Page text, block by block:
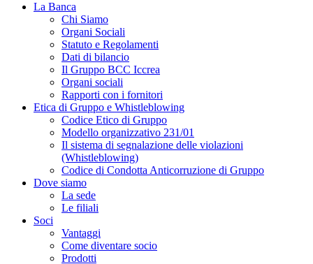
La Banca
Chi Siamo
Organi Sociali
Statuto e Regolamenti
Dati di bilancio
Il Gruppo BCC Iccrea
Organi sociali
Rapporti con i fornitori
Etica di Gruppo e Whistleblowing
Codice Etico di Gruppo
Modello organizzativo 231/01
Il sistema di segnalazione delle violazioni
(Whistleblowing)
Codice di Condotta Anticorruzione di Gruppo
Dove siamo
La sede
Le filiali
Soci
Vantaggi
Come diventare socio
Prodotti